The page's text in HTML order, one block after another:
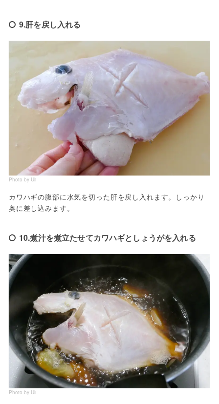
9.肝を戻し入れる
Photo by Uli
カワハギの腹部に水気を切った肝を戻し入れます。しっかり
奥に差し込みます。
10.煮汁を煮立たせてカワハギとしょうがを入れる
Photo by Uli